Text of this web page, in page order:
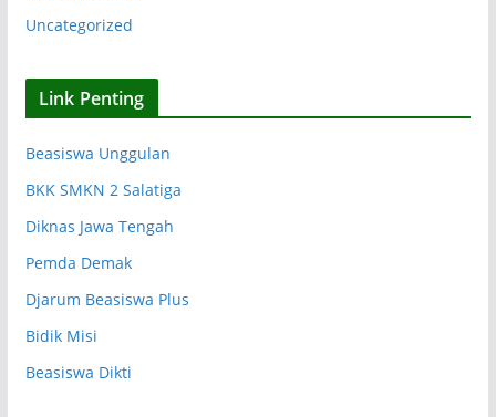
Uncategorized
Link Penting
Beasiswa Unggulan
BKK SMKN 2 Salatiga
Diknas Jawa Tengah
Pemda Demak
Djarum Beasiswa Plus
Bidik Misi
Beasiswa Dikti